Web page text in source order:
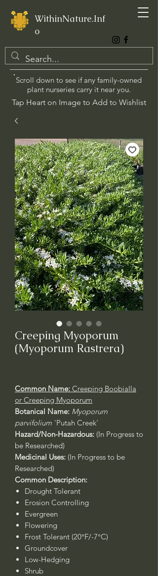
WithinNature.Inf
o
Scroll down to see if any family-owned
plant nurseries carry it near you.
Tap Heart on Image to Add to Wishlist
Creeping Myoporum
(Myoporum Rastrera)
Common Name: Creeping Boobialla
or Creeping Myoporum
Botanical Name: Myoporum
parvifolium 'Putah Creek'
Hazard/Non-Hazardous: (In Progress to
be Researched)
Medicinal Uses: (In Progress to be
Researched)
Common Description:
Drought Tolerant
Erosion Controlling
Evergreen
Flowering
Frost Tolerant (20°F/-7°C)
Groundcover
Low-Hedging
Shrub